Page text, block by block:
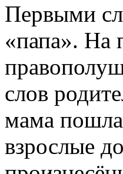
Первыми
«папа». На
слов
мама
взрослые